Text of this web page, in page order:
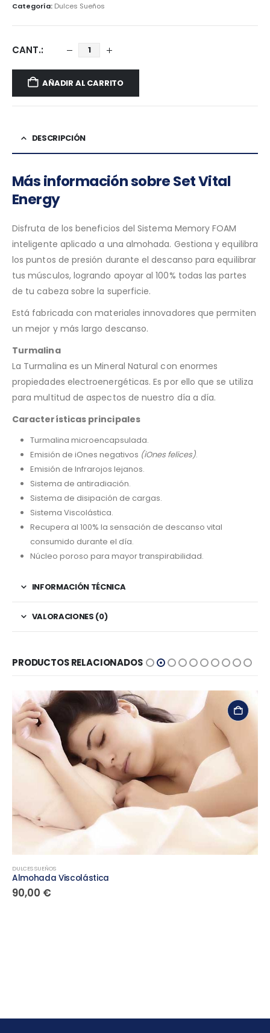
Categoría: Dulces Sueños
AÑADIR AL CARRITO
DESCRIPCIÓN
Más información sobreSet Vital
Energy
Disfruta de los beneficios del Sistema Memory FOAM
inteligente aplicado a una almohada. Gestiona y equilibra
los puntos de presión durante el descanso para equilibrar
tus músculos, logrando apoyar al 100% todas las partes
de tu cabeza sobre la superficie.
Está fabricada con materiales innovadores que permiten
un mejor y más largo descanso.
Turmalina
La Turmalina es un Mineral Natural con enormes
propiedades electroenergéticas. Es por ello que se utiliza
para multitud de aspectos de nuestro día a día.
Características principales
Turmalina microencapsulada.
Emisión de iOnes negativos (iOnes felices).
Emisión de Infrarojos lejanos.
Sistema de antiradiación.
Sistema de disipación de cargas.
Sistema Viscolástica.
Recupera al 100% la sensación de descanso vital
consumido durante el día.
Núcleo poroso para mayor transpirabilidad.
INFORMACIÓN TÉCNICA
VALORACIONES (0)
PRODUCTOS RELACIONADOS
DULCES SUEÑOS
Almohada Viscolástica
90,00 €
AÑADIR AL CARRITO